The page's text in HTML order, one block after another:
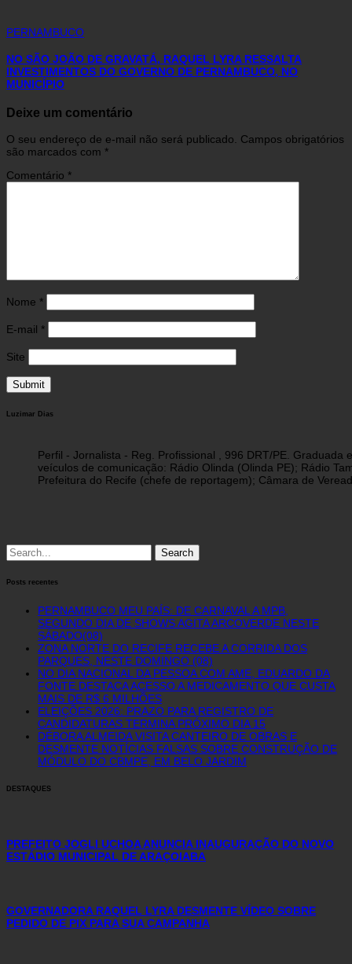
PERNAMBUCO
NO SÃO JOÃO DE GRAVATÁ, RAQUEL LYRA RESSALTA
INVESTIMENTOS DO GOVERNO DE PERNAMBUCO, NO
MUNICÍPIO
Deixe um comentário
O seu endereço de e-mail não será publicado. Campos obrigatórios
são marcados com *
Comentário *
Nome *
E-mail *
Site
Luzimar Dias
Perfil - Jornalista - Reg. Profissional , 996 DRT/PE.
veículos de comunicação: Rádio Olinda (Olinda PE); Rádio
Prefeitura do Recife (chefe de reportagem); Câmara de
Search
for:
Posts recentes
PERNAMBUCO MEU PAÍS: DE CARNAVAL A MPB,
SEGUNDO DIA DE SHOWS AGITA ARCOVERDE NESTE
SÁBADO(08)
ZONA NORTE DO RECIFE RECEBE A CORRIDA DOS
PARQUES, NESTE DOMINGO (08)
NO DIA NACIONAL DA PESSOA COM AME, EDUARDO DA
FONTE DESTACA ACESSO A MEDICAMENTO QUE CUSTA
MAIS DE R$ 6 MILHÕES
ELEIÇÕES 2026: PRAZO PARA REGISTRO DE
CANDIDATURAS TERMINA PRÓXIMO DIA 15
DÉBORA ALMEIDA VISITA CANTEIRO DE OBRAS E
DESMENTE NOTÍCIAS FALSAS SOBRE CONSTRUÇÃO DE
MÓDULO DO CBMPE, EM BELO JARDIM
DESTAQUES
PREFEITO JOGLI UCHOA ANUNCIA INAUGURAÇÃO DO NOVO
ESTÁDIO MUNICIPAL DE ARAÇOIABA
GOVERNADORA RAQUEL LYRA DESMENTE VÍDEO SOBRE
PEDIDO DE PIX PARA SUA CAMPANHA